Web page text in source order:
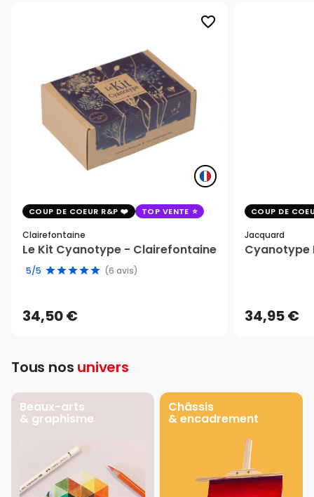
favorite_border
COUP DE COEUR R&P TOP VENTE
Clairefontaine
Le Kit Cyanotype - Clairefontaine
5/5 (6 avis)
34,50 €
COUP DE
Jacquard
Cyanotype
34,95 €
Tous nos univers
Beaux-arts
& graphisme
Châssis
& encadrement